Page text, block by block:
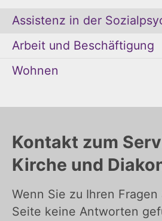
Assistenz in der
Arbeit und Beschäftigung
Wohnen
Kontakt zum
Kirche und
Wenn Sie zu Ihren Fragen
Seite keine Antworten